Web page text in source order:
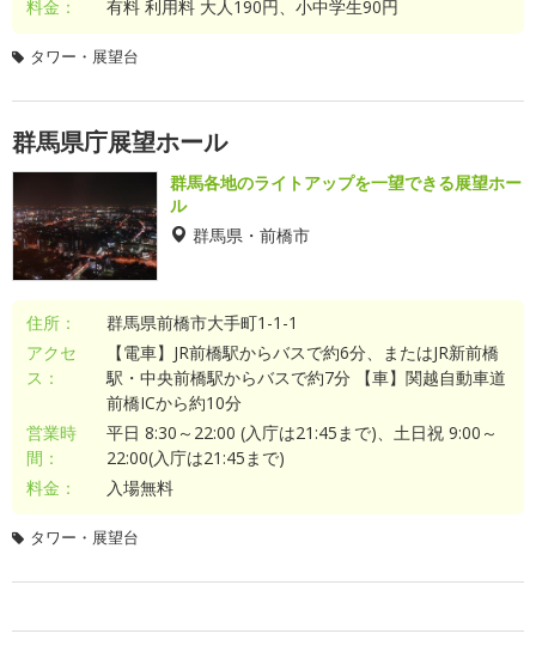
料金： 有料 利用料 大人190円、小中学生90円
タワー・展望台
群馬県庁展望ホール
群馬各地のライトアップを一望できる展望ホー
ル
群馬県・前橋市
住所：
群馬県前橋市大手町1-1-1
アクセ
ス：
【電車】JR前橋駅からバスで約6分、またはJR新前橋
駅・中央前橋駅からバスで約7分 【車】関越自動車道
前橋ICから約10分
営業時
間：
平日 8:30～22:00 (入庁は21:45まで)、土日祝 9:00～
22:00(入庁は21:45まで)
料金：
入場無料
タワー・展望台